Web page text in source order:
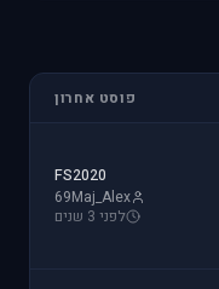
פוסט אחרון
Mike_69th
FS2020
69Maj_Alex
לפני 3 שנים